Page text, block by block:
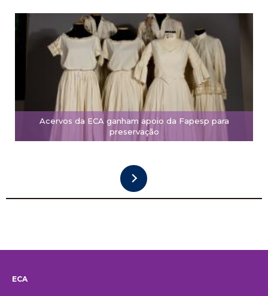
Acervos da ECA ganham apoio da Fapesp para
preservação
ECA